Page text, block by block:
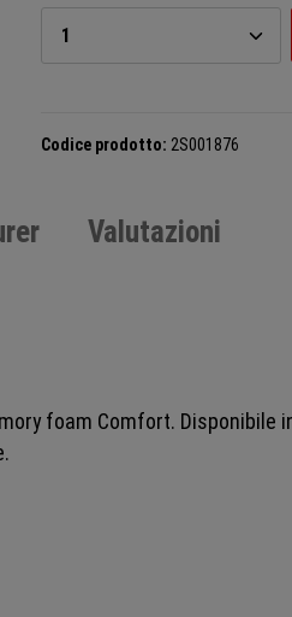
Quantità del
Codice prodotto:2S001876
Valutazioni
foam Comfort. Disponibile